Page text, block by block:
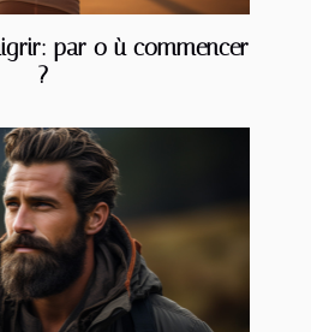
par o ù commencer
?